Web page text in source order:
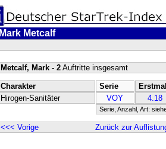
Mark Metcalf
Metcalf, Mark - 2Auftritte insgesamt
Charakter Serie
Hirogen-Sanitäter
VOY 4.18
Serie, Anzahl, Art:
<<< Vorige Zurück zur